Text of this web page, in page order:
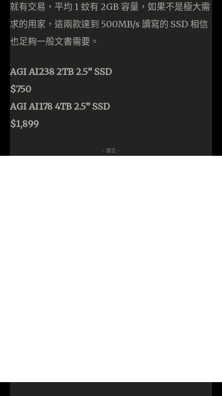
就有交易，平均 1 蚊有 2GB 容量，如果不是極大需
求的用家，這兩款達到 500MB/s 讀寫的 SSD 相信
也足夠一般文書需要。
AGI AI238 2TB 2.5” SSD
$750
AGI AI178 4TB 2.5” SSD
$1,899
- 廣告 -